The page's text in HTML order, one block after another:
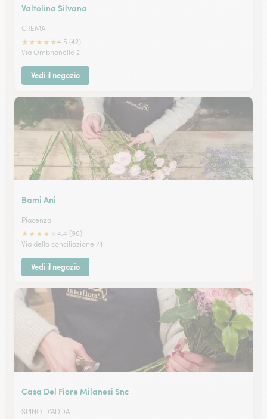
Valtolina Silvana
CREMA
★★★★★4.5 (42)
Via Ombrianello 2
Vedi il negozio
Bami Ani
Piacenza
★★★★
4.4 (96)
Via della conciliazione 74
Vedi il negozio
Casa Del Fiore Milanesi Snc
SPINO D'ADDA